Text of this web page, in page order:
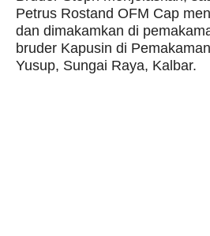
Petrus Rostand OFM Cap
dan dimakamkan di
bruder Kapusin di
Yusup, Sungai Raya, Kalbar.